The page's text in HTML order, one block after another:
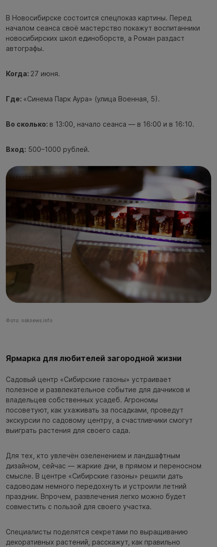
В Новосибирске состоится спецпоказ картины. Перед
началом сеанса своё мастерство покажут воспитанники
новосибирских школ единоборств, а Роман раздаст
автографы.
Когда: 27 июня.
Где: «Синема Парк Аура» (улица Военная, 5).
Во сколько: в 13:00, начало сеанса — в 16:00 и в 16:10.
Вход: 500–1000 рублей.
Фото: nsknews.info
Ярмарка для любителей загородной жизни
Садовый центр «Сибирские газоны» устраивает
полезное и развлекательное событие для дачников и
владельцев собственных усадеб. Агрономы
посоветуют, как ухаживать за посадками, проведут
экскурсии по садовому центру, а счастливчики смогут
выиграть растения для своего сада.
Для тех, кто увлечён озеленением и ландшафтным
дизайном, сейчас — жаркие дни, в прямом и переносном
смысле. В центре «Сибирские газоны» решили дать
садоводам немного передохнуть и устроили летний
праздник. Впрочем, развлечения легко можно будет
совместить с пользой для своего участка.
Специалисты поделятся секретами по выращиванию
декоративных растений, расскажут, как правильно